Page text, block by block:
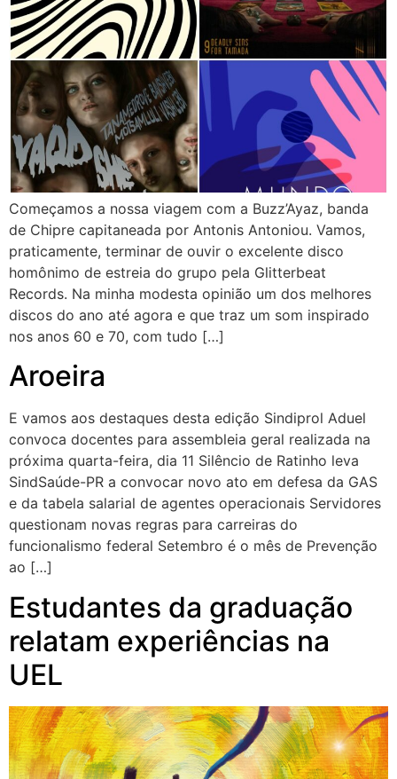
Começamos a nossa viagem com a Buzz’Ayaz, banda
de Chipre capitaneada por Antonis Antoniou. Vamos,
praticamente, terminar de ouvir o excelente disco
homônimo de estreia do grupo pela Glitterbeat
Records. Na minha modesta opinião um dos melhores
discos do ano até agora e que traz um som inspirado
nos anos 60 e 70, com tudo […]
Aroeira
E vamos aos destaques desta edição Sindiprol Aduel
convoca docentes para assembleia geral realizada na
próxima quarta-feira, dia 11 Silêncio de Ratinho leva
SindSaúde-PR a convocar novo ato em defesa da GAS
e da tabela salarial de agentes operacionais Servidores
questionam novas regras para carreiras do
funcionalismo federal Setembro é o mês de Prevenção
ao […]
Estudantes da graduação
relatam experiências na
UEL